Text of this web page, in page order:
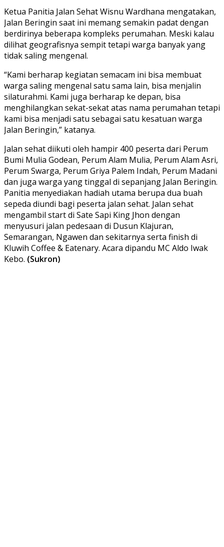
Ketua Panitia Jalan Sehat Wisnu Wardhana mengatakan,
Jalan Beringin saat ini memang semakin padat dengan
berdirinya beberapa kompleks perumahan. Meski kalau
dilihat geografisnya sempit tetapi warga banyak yang
tidak saling mengenal.
“Kami berharap kegiatan semacam ini bisa membuat
warga saling mengenal satu sama lain, bisa menjalin
silaturahmi. Kami juga berharap ke depan, bisa
menghilangkan sekat-sekat atas nama perumahan tetapi
kami bisa menjadi satu sebagai satu kesatuan warga
Jalan Beringin,” katanya.
Jalan sehat diikuti oleh hampir 400 peserta dari Perum
Bumi Mulia Godean, Perum Alam Mulia, Perum Alam Asri,
Perum Swarga, Perum Griya Palem Indah, Perum Madani
dan juga warga yang tinggal di sepanjang Jalan Beringin.
Panitia menyediakan hadiah utama berupa dua buah
sepeda diundi bagi peserta jalan sehat. Jalan sehat
mengambil start di Sate Sapi King Jhon dengan
menyusuri jalan pedesaan di Dusun Klajuran,
Semarangan, Ngawen dan sekitarnya serta finish di
Kluwih Coffee & Eatenary. Acara dipandu MC Aldo Iwak
Kebo. (Sukron)